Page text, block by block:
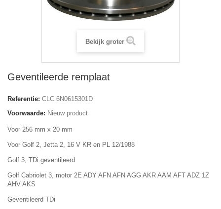
Bekijk groter
Geventileerde remplaat
Referentie: CLC 6N0615301D
Voorwaarde: Nieuw product
Voor 256 mm x 20 mm
Voor Golf 2, Jetta 2, 16 V KR en PL 12/1988
Golf 3, TDi geventileerd
Golf Cabriolet 3, motor 2E ADY AFN AFN AGG AKR AAM AFT ADZ 1Z
AHV AKS
Geventileerd TDi